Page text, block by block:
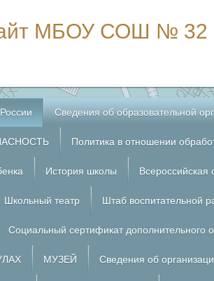
МБОУ СОШ № 32
Сведения об образовательной
Политика в отношении
История школы Всероссийская
Школьный театр Штаб воспитательной
Социальный сертификат дополнительного
МУЗЕЙ Сведения об